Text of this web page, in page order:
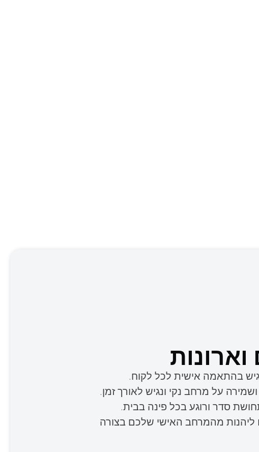
בהתאמה אישית לכל לקוח.
על מרחב נקי ונגיש לאורך זמן.
סדר ורוגע בכל פינה בבית.
ליהנות מהמרחב האישי שלכם בצורה